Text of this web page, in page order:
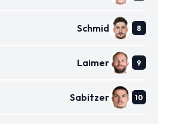
Schmid
Laimer
Sabitzer